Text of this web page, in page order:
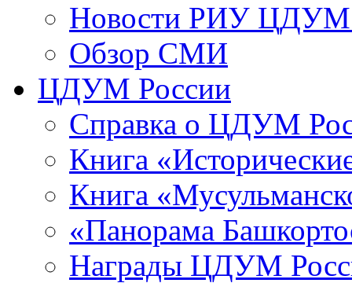
Новости РИУ ЦДУМ
Обзор СМИ
ЦДУМ России
Справка о ЦДУМ
Книга
Книга
«Панорама
Награды ЦДУМ